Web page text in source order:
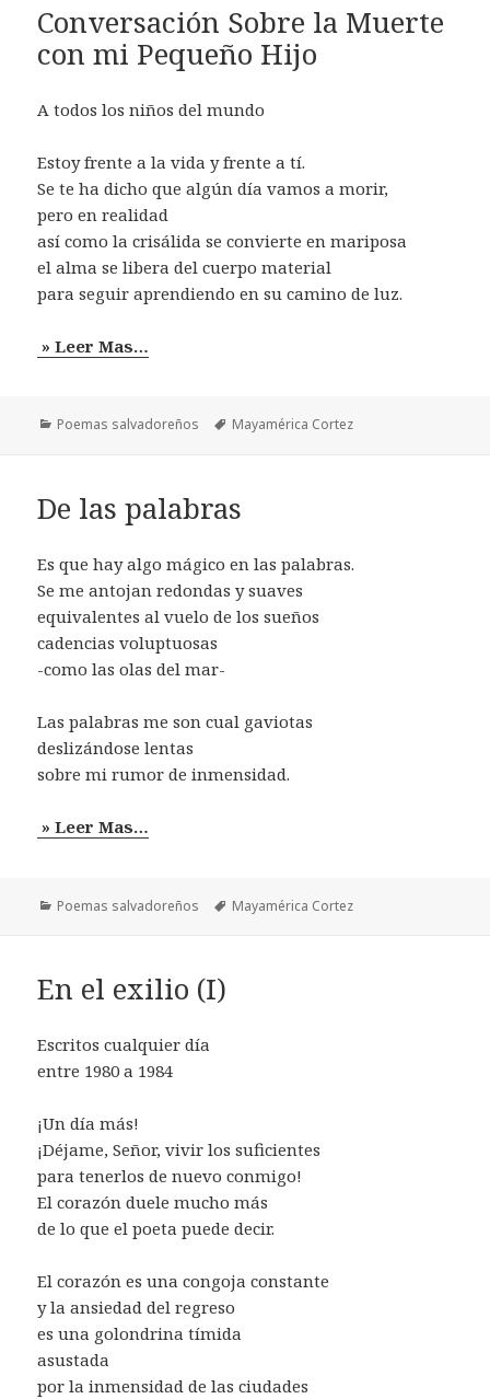
Conversación Sobre la Muerte
con mi Pequeño Hijo
A todos los niños del mundo
Estoy frente a la vida y frente a tí.
Se te ha dicho que algún día vamos a morir,
pero en realidad
así como la crisálida se convierte en mariposa
el alma se libera del cuerpo material
para seguir aprendiendo en su camino de luz.
» Leer Mas…
Categorías
Poemas salvadoreños Etiquetas
Mayamérica Cortez
De las palabras
Es que hay algo mágico en las palabras.
Se me antojan redondas y suaves
equivalentes al vuelo de los sueños
cadencias voluptuosas
-como las olas del mar-
Las palabras me son cual gaviotas
deslizándose lentas
sobre mi rumor de inmensidad.
» Leer Mas…
Categorías
Poemas salvadoreños Etiquetas
Mayamérica Cortez
En el exilio (I)
Escritos cualquier día
entre 1980 a 1984
¡Un día más!
¡Déjame, Señor, vivir los suficientes
para tenerlos de nuevo conmigo!
El corazón duele mucho más
de lo que el poeta puede decir.
El corazón es una congoja constante
y la ansiedad del regreso
es una golondrina tímida
asustada
por la inmensidad de las ciudades